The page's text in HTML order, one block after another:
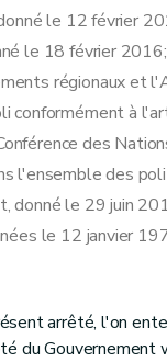
le 12 février
le 18 février 2016;
régionaux et
à
des
l'ensemble des
donné le 29 juin
le 12 janvier
arrêté, l'on
du